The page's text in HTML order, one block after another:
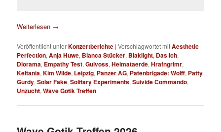
Weiterlesen →
Veröffentlicht unterKonzertberichte |Verschlagwortet mitAesthetic
Perfection,Anja Huwe, Bianca Stücker, Blaklight, Das Ich,
Diorama, Empathy Test,Gulvoss,Heimataerde,Hrafngrimr,
Keltania,Kim Wilde, Leipzig, Panzer AG, Patenbrigade: Wolff, Patty
Gurdy,Solar Fake,Solitary Experiments,Suivide Commando,
Unzucht,Wave Gotik Treffen